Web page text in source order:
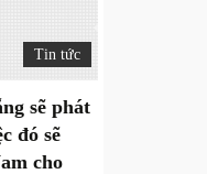
Tin tức
sẽ phát
đó sẽ
cho